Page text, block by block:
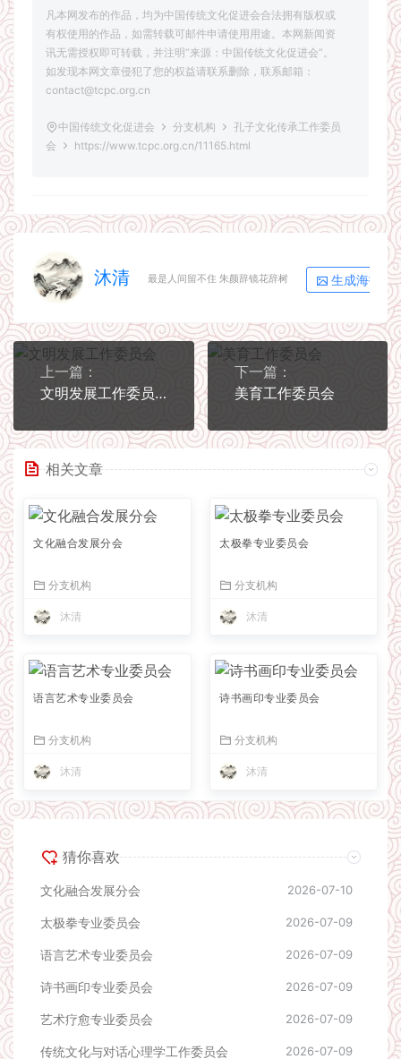
凡本网发布的作品，均为中国传统文化促进会合法拥有版权或
有权使用的作品，如需转载可邮件申请使用用途。本网新闻资
讯无需授权即可转载，并注明“来源：中国传统文化促进会”。
如发现本网文章侵犯了您的权益请联系删除，联系邮箱：
contact@tcpc.org.cn
中国传统文化促进会 分支机构
孔子文化传承工作委员
会
https://www.tcpc.org.cn/11165.html
沐清 最是人间留不住 朱颜辞镜花辞树 生成海报
上一篇：
文明发展工作委员会
下一篇：
美育工作委员会
相关文章
文化融合发展分会
分支机构
沐清
太极拳专业委员会
分支机构
沐清
语言艺术专业委员会
分支机构
沐清
诗书画印专业委员会
分支机构
沐清
猜你喜欢
文化融合发展分会 2026-07-10
太极拳专业委员会 2026-07-09
语言艺术专业委员会 2026-07-09
诗书画印专业委员会 2026-07-09
艺术疗愈专业委员会 2026-07-09
传统文化与对话心理学工作委员会 2026-07-09